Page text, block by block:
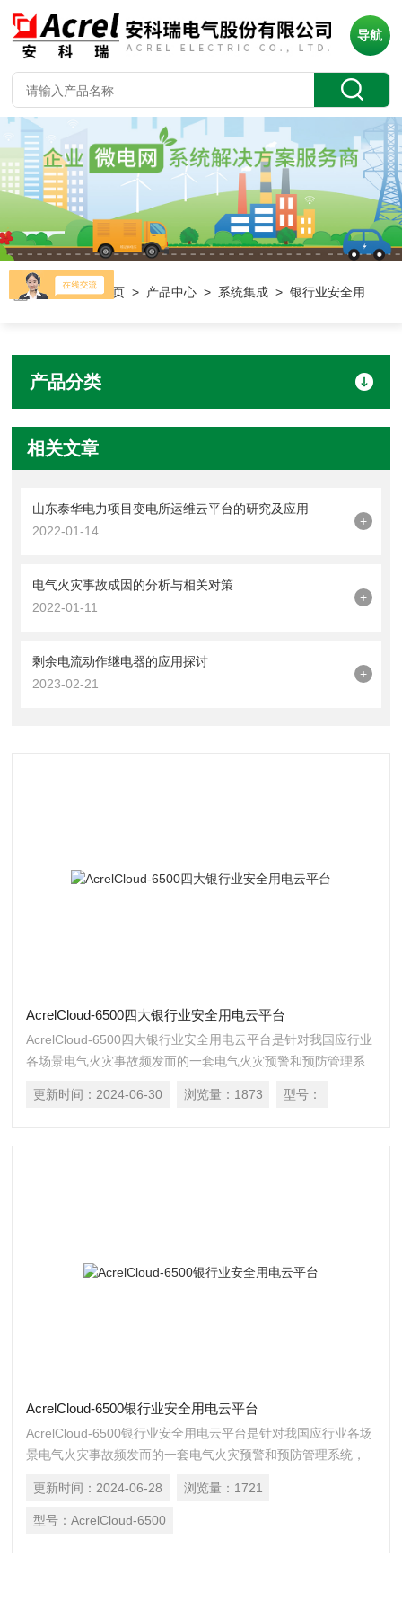
导航
当前位置：首页 > 产品中心 > 系统集成 > 银行业安全用电云平台
产品分类
相关文章
山东泰华电力项目变电所运维云平台的研究及应用
2022-01-14
+
电气火灾事故成因的分析与相关对策
2022-01-11
+
剩余电流动作继电器的应用探讨
2023-02-21
+
AcrelCloud-6500四大银行业安全用电云平台
AcrelCloud-6500四大银行业安全用电云平台是针对我国应行业
各场景电气火灾事故频发而的一套电气火灾预警和预防管理系
终端，将银行业营业厅、ATM室等 各种人员密集场所的剩余电
更新时间：2024-06-30 浏览量： 1873 型号：
AcrelCloud-6500银行业安全用电云平台
AcrelCloud-6500银行业安全用电云平台是针对我国应行业各场
景电气火灾事故频发而的一套电气火灾预警和预防管理系统，
端，将银行业营业厅、ATM室等 各种人员密集场所的剩余电
流、过压、过载、过流、过温、欠压、打火、缺相、设备不在
更新时间： 2024-06-28 浏览量： 1721
型号：AcrelCloud-6500